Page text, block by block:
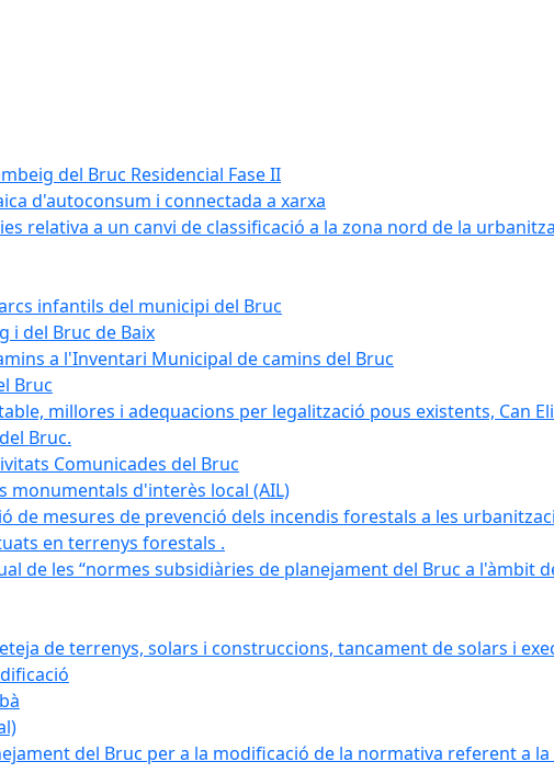
del Bruc Residencial Fase II
d'autoconsum i connectada a xarxa
relativa a un canvi de classificació a la zona nord de la
infantils del municipi del Bruc
i del Bruc de Baix
a l'Inventari Municipal de camins del Bruc
Bruc
millores i adequacions per legalització pous existents, Can
Bruc.
Comunicades del Bruc
monumentals d'interès local (AIL)
de mesures de prevenció dels incendis forestals a les
en terrenys forestals .
de les “normes subsidiàries de planejament del Bruc a l'àmbit
de terrenys, solars i construccions, tancament de solars i
del Bruc per a la modificació de la normativa referent a